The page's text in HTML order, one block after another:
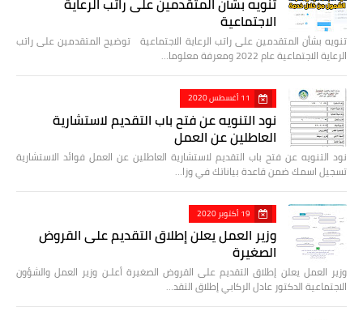
الاجتماعية
تنويه بشأن المتقدمين على راتب الرعاية الاجتماعية توضيح المتقدمين على راتب
الرعاية الاجتماعية عام 2022 ومعرفة معلوما…
11 أغسطس 2020
نود التنويه عن فتح باب التقديم لاستشارية
العاطلين عن العمل
نود التنويه عن فتح باب التقديم لاستشارية العاطلين عن العمل فوائد الاستشارية
تسجيل اسمك ضمن قاعدة بياناتك في وزا…
19 أكتوبر 2020
وزير العمل يعلن إطلاق التقديم على القروض
الصغيرة
وزير العمل يعلن إطلاق التقديم على القروض الصغيرة أعلـن وزير العمل والشؤون
الاجتماعية الدكتور عادل الركابي إطلاق التقد…